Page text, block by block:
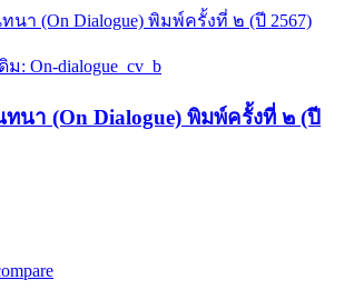
นา (On Dialogue) พิมพ์ครั้งที่ ๒ (ปี